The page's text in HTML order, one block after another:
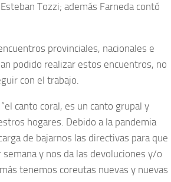
Tozzi; además Farneda contó
provinciales, nacionales e
podido realizar estos encuentros, no
con el trabajo.
canto coral, es un canto grupal y
hogares. Debido a la pandemia
de bajarnos las directivas para que
y nos da las devoluciones y/o
tenemos coreutas nuevas y nuevas